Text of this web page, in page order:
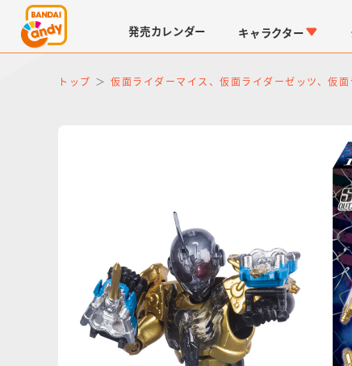
発売カレンダー キャラクター
仮面ライダーシリーズ
トップ 仮面ライダーマイス、仮面ライダーゼッツ、仮